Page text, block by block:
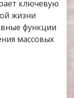
ключевую
жизни
функции
массовых